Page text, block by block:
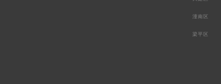
潼南区
梁平区